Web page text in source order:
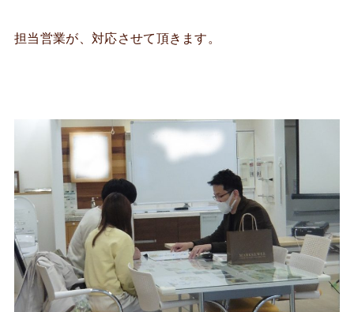
担当営業が、対応させて頂きます。